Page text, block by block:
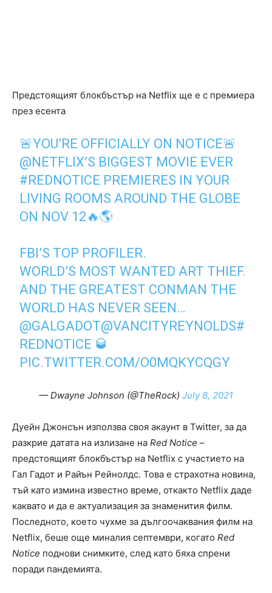
Предстоящият блокбъстър на Netflix ще е с премиера
през есента
🚨YOU’RE OFFICIALLY ON NOTICE🚨
@NETFLIX’S BIGGEST MOVIE EVER
#REDNOTICE PREMIERES IN YOUR
LIVING ROOMS AROUND THE GLOBE
ON NOV 12🔥🌎
FBI’S TOP PROFILER.
WORLD’S MOST WANTED ART THIEF.
AND THE GREATEST CONMAN THE
WORLD HAS NEVER SEEN…
@GALGADOT@VANCITYREYNOLDS#
REDNOTICE 🥃
PIC.TWITTER.COM/O0MQKYCQGY
— Dwayne Johnson (@TheRock) July 8, 2021
Дуейн Джонсън използва своя акаунт в Twitter, за да
разкрие датата на излизане на Red Notice –
предстоящият блокбъстър на Netflix с участието на
Гал Гадот и Райън Рейнолдс. Това е страхотна новина,
тъй като измина известно време, откакто Netflix даде
каквато и да е актуализация за знаменития филм.
Последното, което чухме за дългоочаквания филм на
Netflix, беше още миналия септември, когато Red
Notice поднови снимките, след като бяха спрени
поради пандемията.